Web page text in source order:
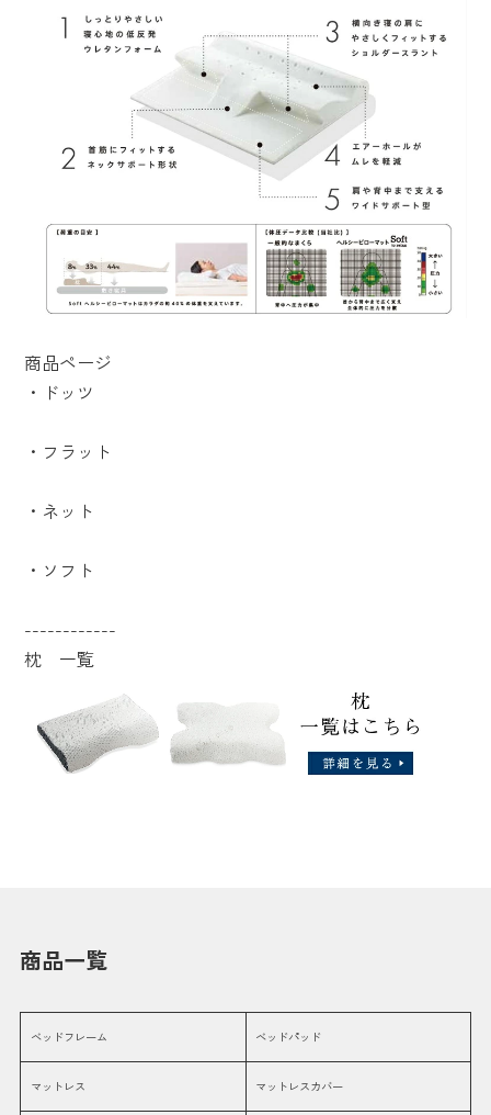
商品ページ
・ ドッツ
・ フラット
・ ネット
・ ソフト
------------
枕 一覧
商品一覧
ベッドフレーム
マットレス
ベッドパッド
マットレスカバー